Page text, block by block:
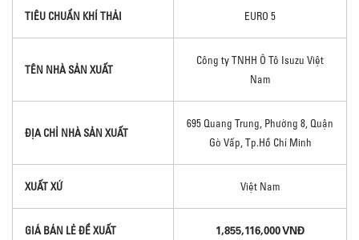
TIÊU CHUẨN KHÍ THẢI EURO 5
TÊN NHÀ SẢN XUẤT
Công ty TNHH Ô Tô Isuzu Việt
Nam
ĐỊA CHỈ NHÀ SẢN XUẤT
695 Quang Trung, Phường 8, Quận
Gò Vấp, Tp.Hồ Chí Minh
XUẤT XỨ Việt Nam
GIÁ BÁN LẺ ĐỀ XUẤT 1,855,116,000 VNĐ